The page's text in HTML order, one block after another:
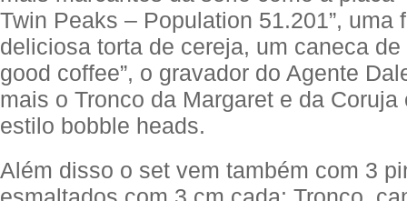
Twin Peaks – Population 51.201”, uma
deliciosa torta de cereja, um caneca de
good coffee”, o gravador do Agente
mais o Tronco da Margaret e da
estilo bobble heads.
Além disso o set vem também com 3